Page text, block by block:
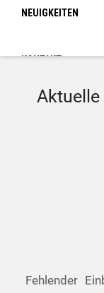
NEUIGKEITEN
KONTAKT
Fehlender